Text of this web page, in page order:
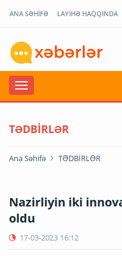
ANA SƏHİFƏ LAYİHƏ HAQQINDA
TƏDBİRLƏR
Ana Səhifə TƏDBİRLƏR
Nazirliyin iki
oldu
17-03-2023 16:12